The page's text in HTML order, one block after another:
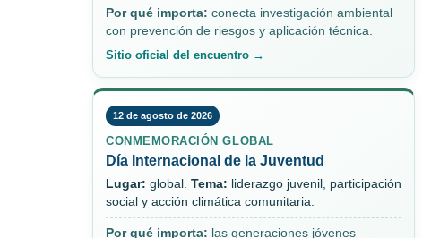
Por qué importa: conecta investigación ambiental
con prevención de riesgos y aplicación técnica.
Sitio oficial del encuentro →
12 de agosto de 2026
CONMEMORACIÓN GLOBAL
Día Internacional de la Juventud
Lugar: global. Tema: liderazgo juvenil, participación
social y acción climática comunitaria.
Por qué importa: las generaciones jóvenes